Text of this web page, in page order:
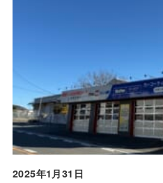
2025年1月31日